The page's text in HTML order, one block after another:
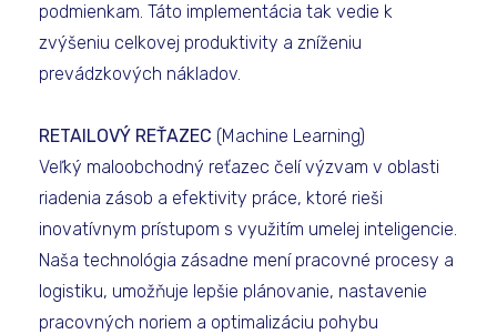
podmienkam. Táto implementácia tak vedie k
zvýšeniu celkovej produktivity a zníženiu
prevádzkových nákladov.
RETAILOVÝ REŤAZEC (Machine Learning)
Veľký maloobchodný reťazec čelí výzvam v oblasti
riadenia zásob a efektivity práce, ktoré rieši
inovatívnym prístupom s využitím umelej inteligencie.
Naša technológia zásadne mení pracovné procesy a
logistiku, umožňuje lepšie plánovanie, nastavenie
pracovných noriem a optimalizáciu pohybu